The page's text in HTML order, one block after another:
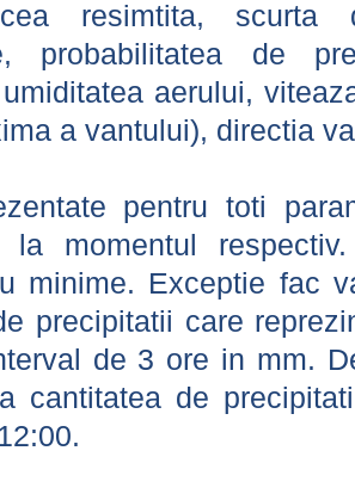
resimtita, scurta
probabilitatea de
aerului,
a vantului), directia
pentru toti
la momentul
minime. Exceptie fac
precipitatii care
de 3 ore in mm.
cantitatea de